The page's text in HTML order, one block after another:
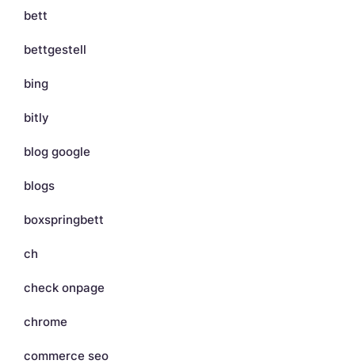
bett
bettgestell
bing
bitly
blog google
blogs
boxspringbett
ch
check onpage
chrome
commerce seo